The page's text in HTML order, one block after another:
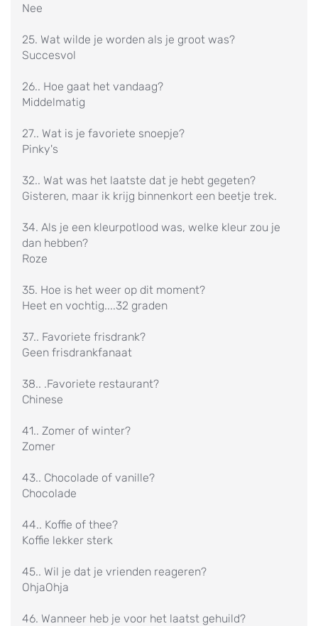
Nee
25. Wat wilde je worden als je groot was?
Succesvol
26.. Hoe gaat het vandaag?
Middelmatig
27.. Wat is je favoriete snoepje?
Pinky's
32.. Wat was het laatste dat je hebt gegeten?
Gisteren, maar ik krijg binnenkort een beetje trek.
34. Als je een kleurpotlood was, welke kleur zou je
dan hebben?
Roze
35. Hoe is het weer op dit moment?
Heet en vochtig....32 graden
37.. Favoriete frisdrank?
Geen frisdrankfanaat
38.. .Favoriete restaurant?
Chinese
41.. Zomer of winter?
Zomer
43.. Chocolade of vanille?
Chocolade
44.. Koffie of thee?
Koffie lekker sterk
45.. Wil je dat je vrienden reageren?
OhjaOhja
46. Wanneer heb je voor het laatst gehuild?